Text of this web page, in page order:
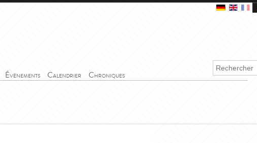
Événements Calendrier Chroniques